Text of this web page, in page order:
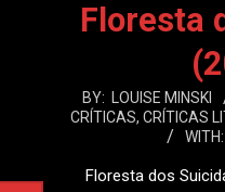
Floresta
2024-
10-
BY: LOUISE MINSKI
CRÍTICAS, CRÍTICAS
WITH:
Floresta dos